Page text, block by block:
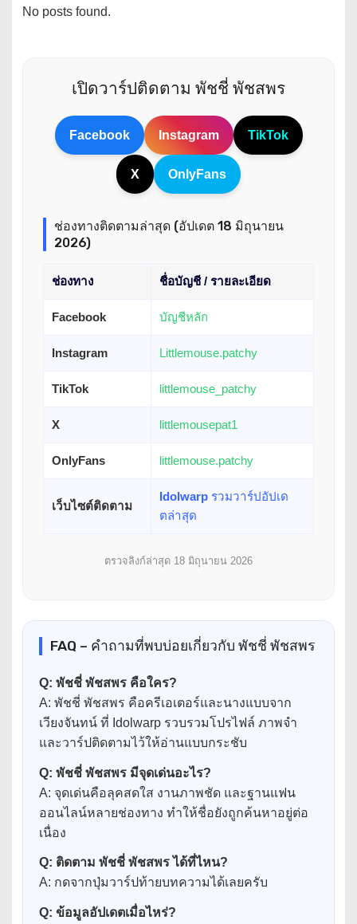
No posts found.
เปิดวาร์ปติดตาม พัชชี่ พัชสพร
Facebook Instagram TikTok
X OnlyFans
ช่องทางติดตามล่าสุด (อัปเดต 18 มิถุนายน
2026)
ช่องทาง ชื่อบัญชี / รายละเอียด
Facebook บัญชีหลัก
Instagram Littlemouse.patchy
TikTok littlemouse_patchy
X littlemousepat1
OnlyFans littlemouse.patchy
เว็บไซต์ติดตาม
Idolwarpรวมวาร์ปอัปเด
ตล่าสุด
ตรวจลิงก์ล่าสุด 18 มิถุนายน 2026
FAQ – คำถามที่พบบ่อยเกี่ยวกับ พัชชี่ พัชสพร
Q: พัชชี่ พัชสพร คือใคร?
A: พัชชี่ พัชสพร คือครีเอเตอร์และนางแบบจาก
เวียงจันทน์ ที่ Idolwarp รวบรวมโปรไฟล์ ภาพจำ
และวาร์ปติดตามไว้ให้อ่านแบบกระชับ
Q: พัชชี่ พัชสพร มีจุดเด่นอะไร?
A: จุดเด่นคือลุคสดใส งานภาพชัด และฐานแฟน
ออนไลน์หลายช่องทาง ทำให้ชื่อยังถูกค้นหาอยู่ต่อ
เนื่อง
Q: ติดตาม พัชชี่ พัชสพร ได้ที่ไหน?
A: กดจากปุ่มวาร์ปท้ายบทความได้เลยครับ
Q: ข้อมูลอัปเดตเมื่อไหร่?